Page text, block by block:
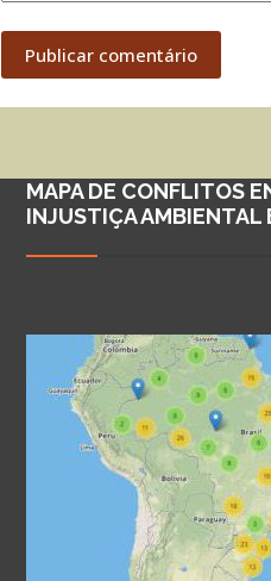
Publicar comentário
MAPA DE CONFLITOS
INJUSTIÇA AMBIENTAL